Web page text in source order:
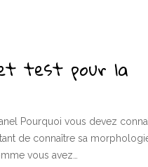
et test pour la
Pourquoi vous devez
de connaître sa
vous avez…